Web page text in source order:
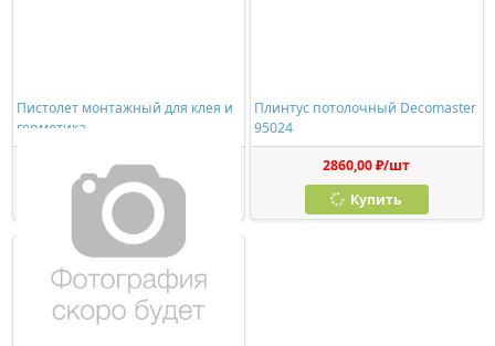
Пистолет монтажный для клея и
герметика
278,00 ₽/шт
Купить
Плинтус потолочный Decomaster
95024
2860,00 ₽/шт
Купить